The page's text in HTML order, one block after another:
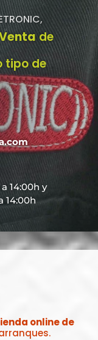
de
tipo de
14:00h y
14:00h
online de